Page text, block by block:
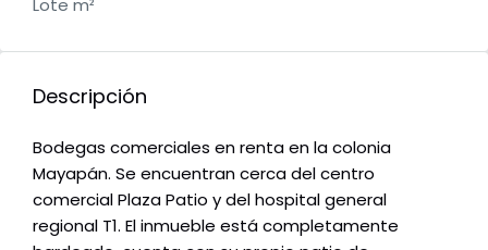
Lote m²
Descripción
Bodegas comerciales en renta en la colonia
Mayapán. Se encuentran cerca del centro
comercial Plaza Patio y del hospital general
regional T1. El inmueble está completamente